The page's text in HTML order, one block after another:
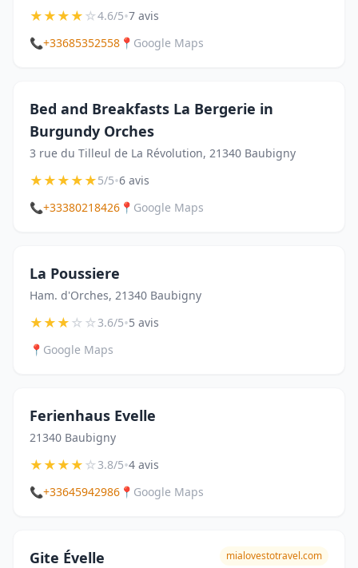
★★★★☆4.6/5•7 avis
📞+33685352558 📍 Google Maps
Bed and Breakfasts La Bergerie in
Burgundy Orches
3 rue du Tilleul de La Révolution, 21340 Baubigny
★★★★★5/5•6 avis
📞+33380218426 📍 Google Maps
La Poussiere
Ham. d'Orches, 21340 Baubigny
★★★☆☆3.6/5•5 avis
📍 Google Maps
Ferienhaus Evelle
21340 Baubigny
★★★★☆3.8/5•4 avis
📞+33645942986 📍 Google Maps
Gite Évelle mialovestotravel.com